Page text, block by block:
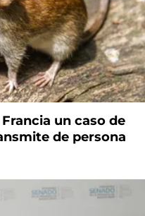
un caso de
de persona